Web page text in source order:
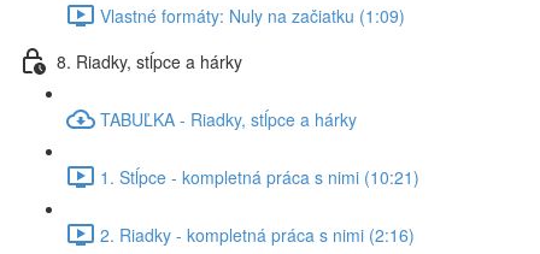
Vlastné formáty: Nuly na začiatku (1:09)
8. Riadky, stĺpce a hárky
TABUĽKA - Riadky, stĺpce a hárky
1. Stĺpce - kompletná práca s nimi (10:21)
2. Riadky - kompletná práca s nimi (2:16)